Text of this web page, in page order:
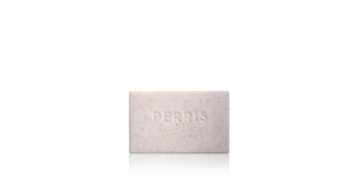
Подробнее
В корзину